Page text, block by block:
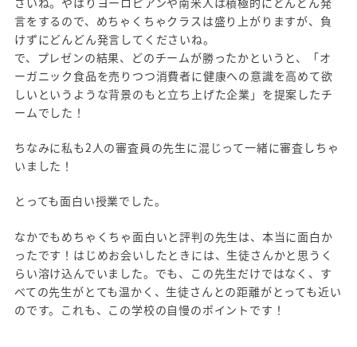
言をするので、めちゃくちゃクラスは盛り上がりますが、負
けずにどんどん発言してくださいね。
で、プレゼンの結果、どのチームが勝ったかというと、「オ
ーガニック食品を売りつつ消費者に健康への意識を高めて欲
しいというような背景のもと立ち上げた企業」を提案したチ
ームでした！
ちなみに私も2人の審査員の先生に混じって一緒に審査しちゃ
いました！
とっても面白い授業でした。
なかでもめちゃくちゃ面白いと評判の先生は、本当に面白か
ったです！はじめお会いしたときには、生徒さんかと思うく
らい溶け込んでいました。でも、この先生だけではなく、す
べての先生がとても温かく、生徒さんとの距離がとっても近い
のです。これも、この学校の自慢のポイントです！